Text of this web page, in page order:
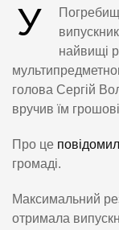
У
найвищі
голова Сергій
вручив їм
Про це
громаді.
Максимальний
отримала